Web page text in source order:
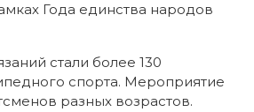
Года единства народов
стали более 130
спорта. Мероприятие
разных возрастов.